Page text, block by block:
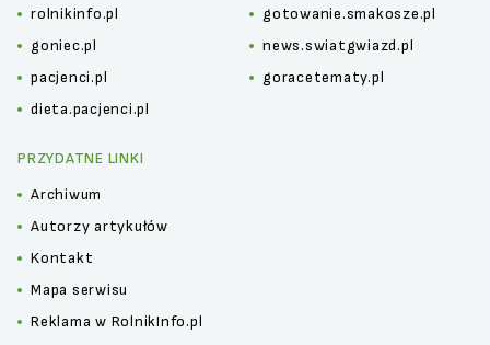
rolnikinfo.pl
gotowanie.smakosze.pl
goniec.pl
news.swiatgwiazd.pl
pacjenci.pl
goracetematy.pl
dieta.pacjenci.pl
PRZYDATNE LINKI
Archiwum
Autorzy artykułów
Kontakt
Mapa serwisu
Reklama w RolnikInfo.pl